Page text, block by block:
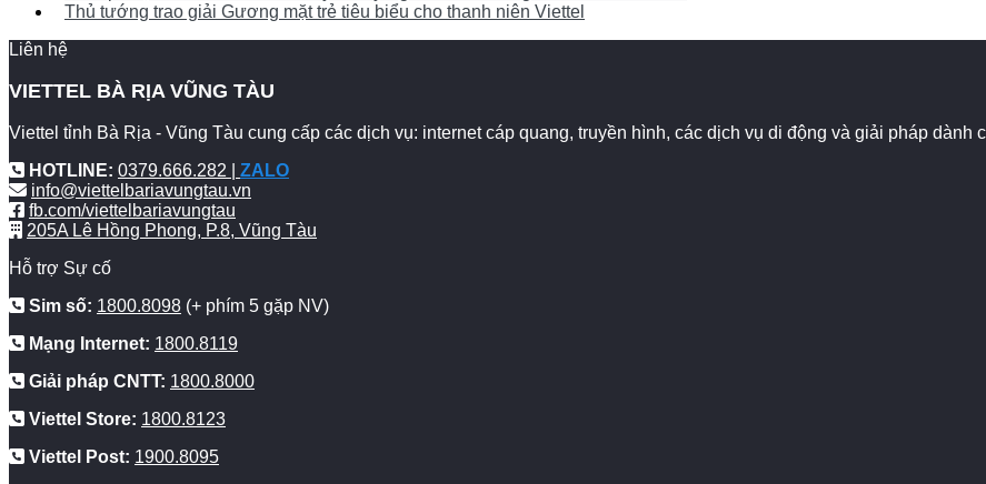
Thủ tướng trao giải Gương mặt trẻ tiêu biểu cho thanh niên Viettel
Liên hệ
VIETTEL BÀ RỊA VŨNG TÀU
Viettel tỉnh Bà Rịa - Vũng Tàu cung cấp các dịch vụ: internet cáp quang, truyền hình, các dịch vụ di động và giải pháp dành
HOTLINE: 0379.666.282 | ZALO
info@viettelbariavungtau.vn
fb.com/viettelbariavungtau
205A Lê Hồng Phong, P.8, Vũng Tàu
Hỗ trợ Sự cố
Sim số: 1800.8098 (+ phím 5 gặp NV)
Mạng Internet: 1800.8119
Giải pháp CNTT: 1800.8000
Viettel Store: 1800.8123
Viettel Post: 1900.8095